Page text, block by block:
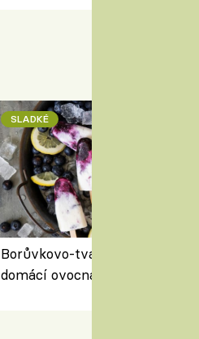
SLADKÉ
Borůvkovo-tvarohové nanuky
domácí ovocná zmrzlina na